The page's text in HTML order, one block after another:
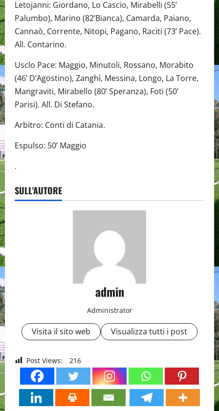
Letojanni: Giordano, Lo Cascio, Mirabelli (55’
Palumbo), Marino (82’Bianca), Camarda, Paiano,
Cannaò, Corrente, Nitopi, Pagano, Raciti (73’ Pace).
All. Contarino.
Usclo Pace: Maggio, Minutoli, Rossano, Morabito
(46’ D’Agostino), Zanghì, Messina, Longo, La Torre,
Mangraviti, Mirabello (80’ Speranza), Foti (50’
Parisi). All. Di Stefano.
Arbitro: Conti di Catania.
Espulso: 50’ Maggio
.
SULL'AUTORE
admin
Administrator
Visita il sito web Visualizza tutti i post
Post Views: 216